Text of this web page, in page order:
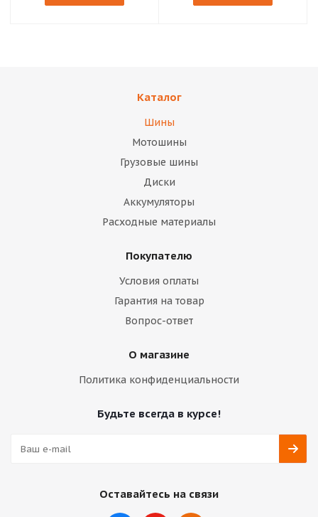
Каталог
Шины
Мотошины
Грузовые шины
Диски
Аккумуляторы
Расходные материалы
Покупателю
Условия оплаты
Гарантия на товар
Вопрос-ответ
О магазине
Политика конфиденциальности
Будьте всегда в курсе!
Оставайтесь на связи